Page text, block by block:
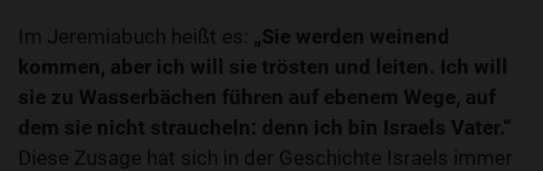
Im Jeremiabuch heißt es: „Sie werden weinend
kommen, aber ich will sie trösten und leiten. Ich will
sie zu Wasserbächen führen auf ebenem Wege, auf
dem sie nicht straucheln: denn ich bin Israels Vater.“
Diese Zusage hat sich in der Geschichte Israels immer